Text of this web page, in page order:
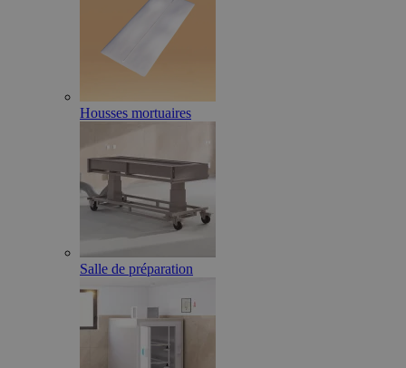
Housses mortuaires
Salle de préparation